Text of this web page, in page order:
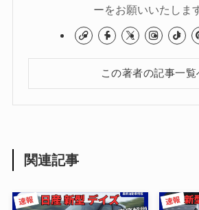
ーをお願いいたしま
この著者の記事一覧
関連記事